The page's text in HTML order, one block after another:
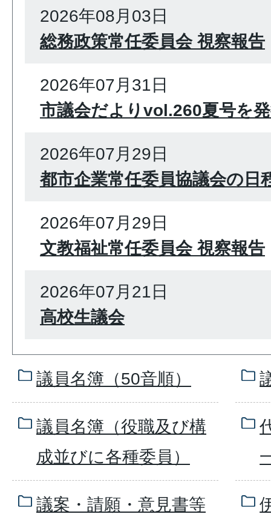
2026年08月03日
総務政策常任委員会 視察報告
2026年07月31日
市議会だよりvol.260夏号を
2026年07月29日
都市企業常任委員協議会の日
2026年07月29日
文教福祉常任委員会 視察報告
2026年07月21日
高校生議会
議員名簿（50音順）
議員名簿（役職及び構
成並びに各種委員）
議案・請願・意見書等